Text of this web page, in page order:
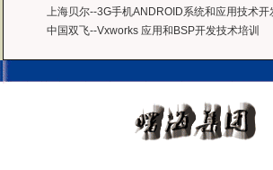
上海贝尔--3G手机ANDROID系统和应用技术开
中国双飞--Vxworks 应用和BSP开发技术培训